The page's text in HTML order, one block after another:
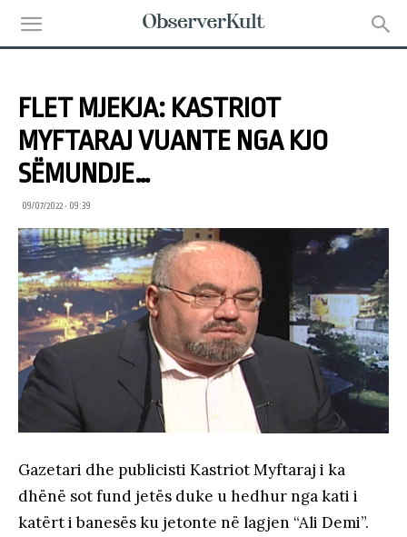
FLET MJEKJA: KASTRIOT
MYFTARAJ VUANTE NGA KJO
SËMUNDJE…
09/07/2022 • 09:39
Gazetari dhe publicisti Kastriot Myftaraj i ka
dhënë sot fund jetës duke u hedhur nga kati i
katërt i banesës ku jetonte në lagjen “Ali Demi”.